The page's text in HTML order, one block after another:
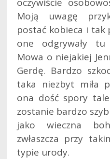
Moją uwagę
postać kobieca i tak
one odgrywały tu
Mowa o niejakiej
Gerdę. Bardzo
taka niezbyt miła
ona dość spory
zostanie bardzo
jako wieczna
zwłaszcza przy
typie urody.